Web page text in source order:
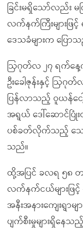
ခြင်းမရှိသော်လည်း မ
လက်နက်ကြီးများဖ
ဒေသခံများက ပြော
ဩဂုတ်လ ၂၇ ရက်နေ့က
ဦးခေါဇုန်းနှင့် ဩဂုတ်
ပြန်လာသည့် ဝူယန်င
အရွယ် ဒေါ်ဆောင်ပ
ပစ်ခတ်လိုက်သည့် သေ
သည်။
ထို့အပြင် ခလရ ၅၈
လက်နက်ငယ်များဖြင့်
အနီးအနားကျေးရွာမ
ပျက်စီးမှုများရှိနေသ